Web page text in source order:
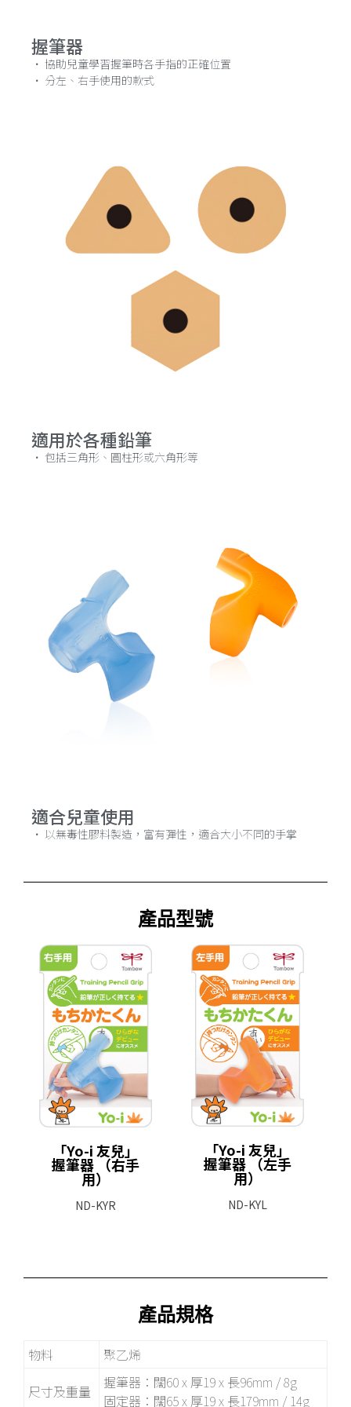
握筆器
· 協助兒童學習握筆時各手指的正確位置
· 分左、右手使用的款式
適用於各種鉛筆
· 包括三角形、圓柱形或六角形等
適合兒童使用
· 以無毒性膠料製造，富有彈性，適合大小不同的手掌
產品型號
「Yo-i 友兒」
握筆器 （右手
用）
ND-KYR
「Yo-i 友兒」
握筆器 （左手
用）
ND-KYL
產品規格
物料
聚乙烯
尺寸及重量
握筆器：闊60 x 厚19 x 長96mm / 8g
固定器：闊65 x 厚19 x 長179mm / 14g